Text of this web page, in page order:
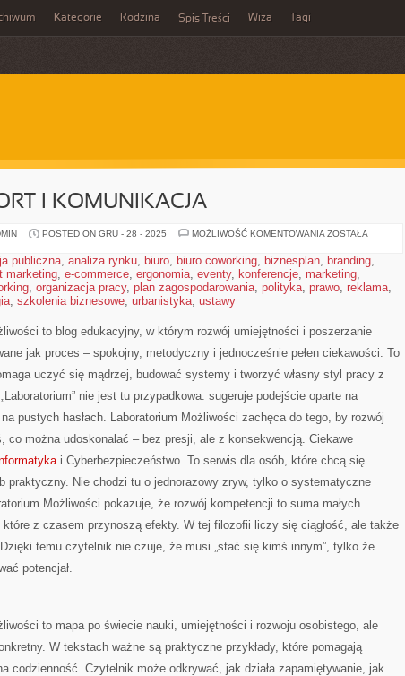
Kategorie Rodzina Spis Treści Wiza Tagi
I KOMUNIKACJA
POSTED ON GRU - 28 - 2025 MOŻLIWOŚĆ KOMENTOWANIA TRANSPORT
ZOSTAŁA
publiczna, analiza rynku, biuro, biuro coworking, biznesplan, branding,
marketing, e-commerce, ergonomia, eventy, konferencje, marketing,
, organizacja pracy, plan zagospodarowania, polityka, prawo, reklama,
, szkolenia biznesowe, urbanistyka, ustawy
to blog edukacyjny, w którym rozwój umiejętności i poszerzanie
jak proces – spokojny, metodyczny i jednocześnie pełen ciekawości. To
uczyć się mądrzej, budować systemy i tworzyć własny styl pracy z
nie jest tu przypadkowa: sugeruje podejście oparte na
pustych hasłach. Laboratorium Możliwości zachęca do tego, by rozwój
co można udoskonalać – bez presji, ale z konsekwencją. Ciekawe
i Cyberbezpieczeństwo. To serwis dla osób, które chcą się
praktyczny. Nie chodzi tu o jednorazowy zryw, tylko o systematyczne
Możliwości pokazuje, że rozwój kompetencji to suma małych
które z czasem przynoszą efekty. W tej filozofii liczy się ciągłość, ale także
temu czytelnik nie czuje, że musi „stać się kimś innym”, tylko że
potencjał.
to mapa po świecie nauki, umiejętności i rozwoju osobistego, ale
W tekstach ważne są praktyczne przykłady, które pomagają
codzienność. Czytelnik może odkrywać, jak działa zapamiętywanie, jak